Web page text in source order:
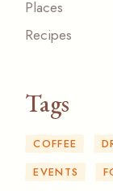
Places
Recipes
Tags
COFFEE
EVENTS